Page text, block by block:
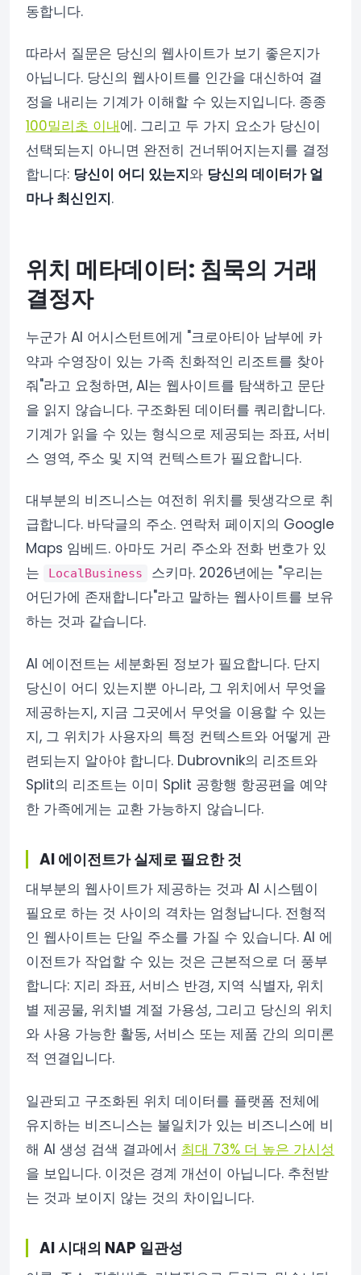
동합니다.
따라서 질문은 당신의 웹사이트가 보기 좋은지가
아닙니다. 당신의 웹사이트를 인간을 대신하여 결
정을 내리는 기계가 이해할 수 있는지입니다. 종종
100밀리초 이내에. 그리고 두 가지 요소가 당신이
선택되는지 아니면 완전히 건너뛰어지는지를 결정
합니다: 당신이 어디 있는지와 당신의 데이터가 얼
마나 최신인지.
위치 메타데이터: 침묵의 거래
결정자
누군가 AI 어시스턴트에게 "크로아티아 남부에 카
약과 수영장이 있는 가족 친화적인 리조트를 찾아
줘"라고 요청하면, AI는 웹사이트를 탐색하고 문단
을 읽지 않습니다. 구조화된 데이터를 쿼리합니다.
기계가 읽을 수 있는 형식으로 제공되는 좌표, 서비
스 영역, 주소 및 지역 컨텍스트가 필요합니다.
대부분의 비즈니스는 여전히 위치를 뒷생각으로 취
급합니다. 바닥글의 주소. 연락처 페이지의 Google
Maps 임베드. 아마도 거리 주소와 전화 번호가 있
는
LocalBusiness
스키마. 2026년에는 "우리는
어딘가에 존재합니다"라고 말하는 웹사이트를 보유
하는 것과 같습니다.
AI 에이전트는 세분화된 정보가 필요합니다. 단지
당신이 어디 있는지뿐 아니라, 그 위치에서 무엇을
제공하는지, 지금 그곳에서 무엇을 이용할 수 있는
지, 그 위치가 사용자의 특정 컨텍스트와 어떻게 관
련되는지 알아야 합니다. Dubrovnik의 리조트와
Split의 리조트는 이미 Split 공항행 항공편을 예약
한 가족에게는 교환 가능하지 않습니다.
AI 에이전트가 실제로 필요한 것
대부분의 웹사이트가 제공하는 것과 AI 시스템이
필요로 하는 것 사이의 격차는 엄청납니다. 전형적
인 웹사이트는 단일 주소를 가질 수 있습니다. AI 에
이전트가 작업할 수 있는 것은 근본적으로 더 풍부
합니다: 지리 좌표, 서비스 반경, 지역 식별자, 위치
별 제공물, 위치별 계절 가용성, 그리고 당신의 위치
와 사용 가능한 활동, 서비스 또는 제품 간의 의미론
적 연결입니다.
일관되고 구조화된 위치 데이터를 플랫폼 전체에
유지하는 비즈니스는 불일치가 있는 비즈니스에 비
해 AI 생성 검색 결과에서 최대 73% 더 높은 가시성
을 보입니다. 이것은 경계 개선이 아닙니다. 추천받
는 것과 보이지 않는 것의 차이입니다.
AI 시대의 NAP 일관성